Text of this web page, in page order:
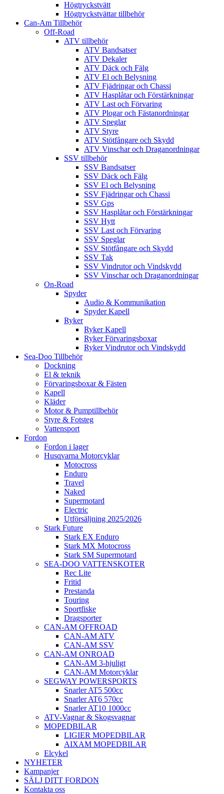
Högtryckstvätt
Högtryckstvättar tillbehör
Can-Am Tillbehör
Off-Road
ATV tillbehör
ATV Bandsatser
ATV Dekaler
ATV Däck och Fälg
ATV El och Belysning
ATV Fjädringar och Chassi
ATV Hasplåtar och Förstärkningar
ATV Last och Förvaring
ATV Plogar och Fästanordningar
ATV Speglar
ATV Styre
ATV Stötfångare och Skydd
ATV Vinschar och Draganordningar
SSV tillbehör
SSV Bandsatser
SSV Däck och Fälg
SSV El och Belysning
SSV Fjädringar och Chassi
SSV Gps
SSV Hasplåtar och Förstärkningar
SSV Hytt
SSV Last och Förvaring
SSV Speglar
SSV Stötfångare och Skydd
SSV Tak
SSV Vindrutor och Vindskydd
SSV Vinschar och Draganordningar
On-Road
Spyder
Audio & Kommunikation
Spyder Kapell
Ryker
Ryker Kapell
Ryker Förvaringsboxar
Ryker Vindrutor och Vindskydd
Sea-Doo Tillbehör
Dockning
El & teknik
Förvaringsboxar & Fästen
Kapell
Kläder
Motor & Pumptillbehör
Styre & Fotsteg
Vattensport
Fordon
Fordon i lager
Husqvarna Motorcyklar
Motocross
Enduro
Travel
Naked
Supermotard
Electric
Utförsäljning 2025/2026
Stark Future
Stark EX Enduro
Stark MX Motocross
Stark SM Supermotard
SEA-DOO VATTENSKOTER
Rec Lite
Fritid
Prestanda
Touring
Sportfiske
Dragsporter
CAN-AM OFFROAD
CAN-AM ATV
CAN-AM SSV
CAN-AM ONROAD
CAN-AM 3-hjuligt
CAN-AM Motorcyklar
SEGWAY POWERSPORTS
Snarler AT5 500cc
Snarler AT6 570cc
Snarler AT10 1000cc
ATV-Vagnar & Skogsvagnar
MOPEDBILAR
LIGIER MOPEDBILAR
AIXAM MOPEDBILAR
Elcykel
NYHETER
Kampanjer
SÄLJ DITT FORDON
Kontakta oss